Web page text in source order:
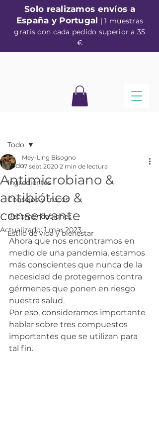
Solo realizamos envíos a
España y Portugal | 1 muestras
gratis con cada pedido superior a 35
€
Todo
Ingredientes
Consejos y trucos
Recomendaciones
Estilo de vida y bienestar
Todo
Antimicrobiano &
antibiótico &
conservante
Mey-Ling Bisogno
17 sept 2020 2 min de lectura
Actualizado:1 mar 2023
Ahora que nos encontramos en
medio de una pandemia, estamos
más conscientes que nunca de la
necesidad de protegernos contra
gérmenes que ponen en riesgo
nuestra salud.
Por eso, consideramos importante
hablar sobre tres compuestos
importantes que se utilizan para
tal fin.